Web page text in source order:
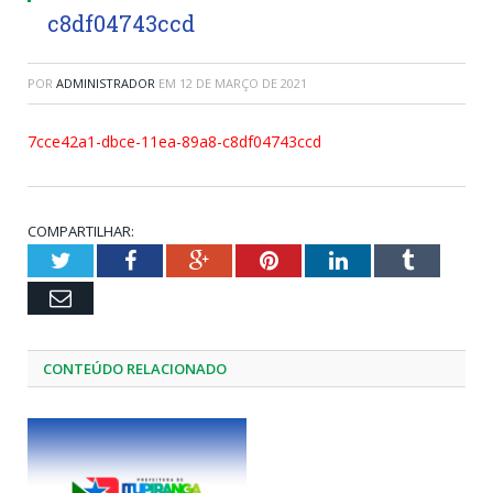
c8df04743ccd
POR ADMINISTRADOR EM 12 DE MARÇO DE 2021
7cce42a1-dbce-11ea-89a8-c8df04743ccd
COMPARTILHAR:
TwitterFacebookGoogle+PinterestLinkedInTumblr
Email
CONTEÚDO RELACIONADO